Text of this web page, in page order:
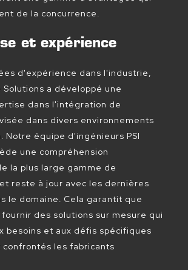
de la concurrence.
et expérience
d'expérience dans l'industrie,
a développé une
dans l'intégration de
dans divers environnements
Notre équipe d'ingénieurs PSI
une compréhension
la plus large gamme de
reste à jour avec les dernières
le domaine. Cela garantit que
fournir des solutions sur mesure qui
besoins et aux défis spécifiques
confrontés les fabricants